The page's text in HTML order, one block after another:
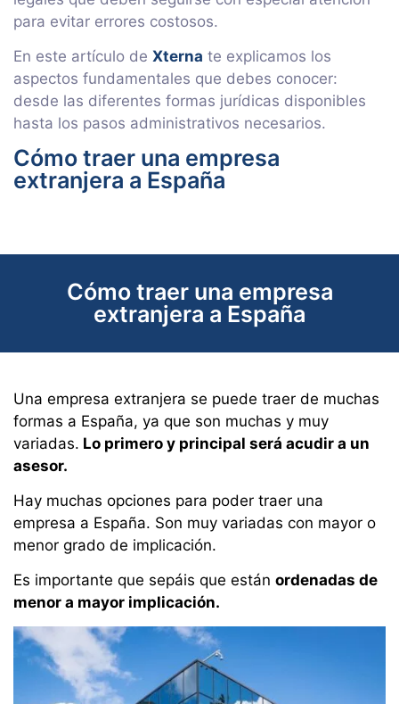
para evitar errores costosos.
En este artículo de Xterna te explicamos los
aspectos fundamentales que debes conocer:
desde las diferentes formas jurídicas disponibles
hasta los pasos administrativos necesarios.
Cómo traer una empresa
extranjera a España
Cómo traer una empresa
extranjera a España
Una empresa extranjera se puede traer de muchas
formas a España, ya que son muchas y muy
variadas. Lo primero y principal será acudir a un
asesor.
Hay muchas opciones para poder traer una
empresa a España. Son muy variadas con mayor o
menor grado de implicación.
Es importante que sepáis que están ordenadas de
menor a mayor implicación.